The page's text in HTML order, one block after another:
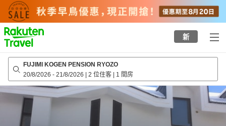
to
top
page
新
FUJIMI KOGEN PENSION RYOZO
20/8/2026 - 21/8/2026 | 2 位住客 | 1 間房